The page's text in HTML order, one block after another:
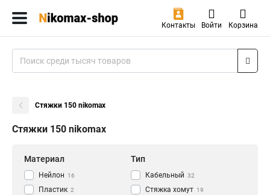
Контакты Войти Корзина
Стяжки 150 nikomax
Стяжки 150 nikomax
Материал
Нейлон 16
Пластик 2
Тип
Кабельный 32
Стяжка хомут 19